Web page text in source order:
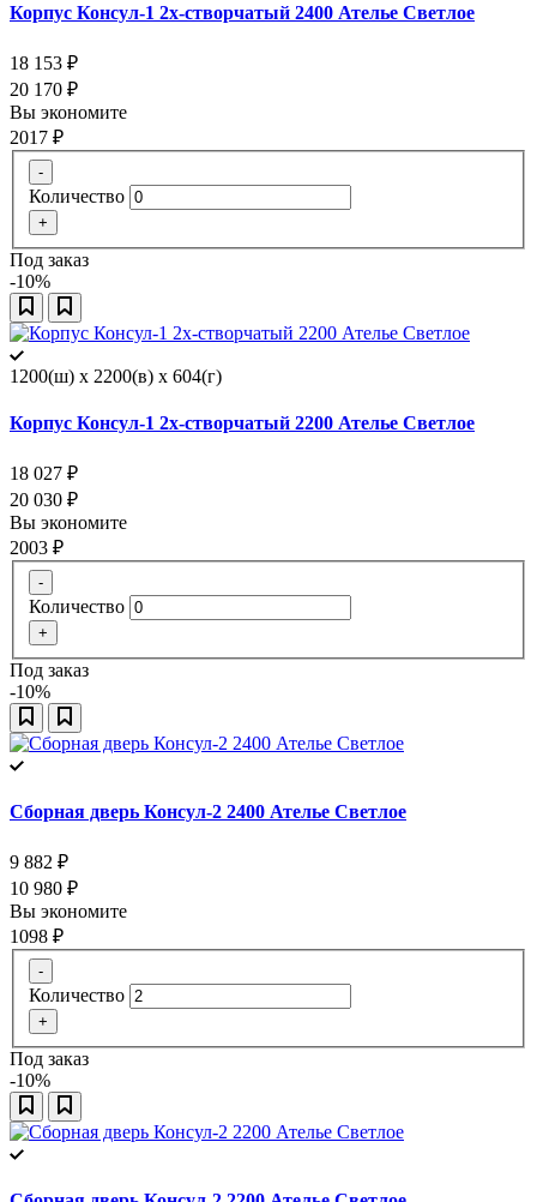
Корпус Консул-1 2х-створчатый 2400 Ателье Светлое
18 153 ₽
20 170 ₽
Вы экономите
2017 ₽
-
Количество
+
Под заказ
-10%
1200(ш) x 2200(в) x 604(г)
Корпус Консул-1 2х-створчатый 2200 Ателье Светлое
18 027 ₽
20 030 ₽
Вы экономите
2003 ₽
-
Количество
+
Под заказ
-10%
Сборная дверь Консул-2 2400 Ателье Светлое
9 882 ₽
10 980 ₽
Вы экономите
1098 ₽
-
Количество
+
Под заказ
-10%